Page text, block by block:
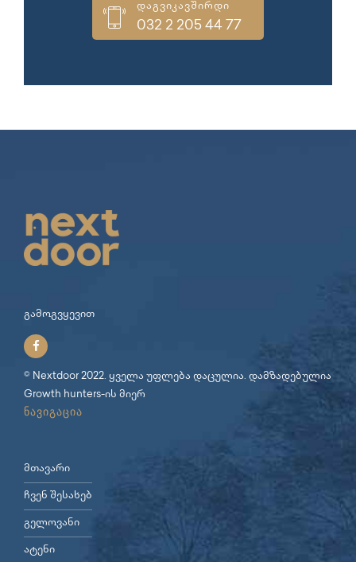
დაგვიკავშირდი
032 2 205 44 77
გამოგვყევით
© Nextdoor 2022. ყველა უფლება დაცულია. დამზადებულია
Growth hunters-ის მიერ
ნავიგაცია
მთავარი
ჩვენ შესახებ
გელოვანი
ატენი